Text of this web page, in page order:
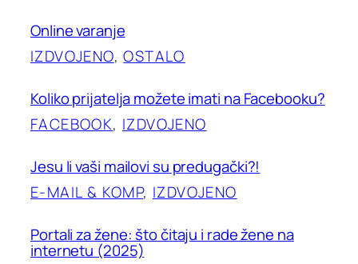
Online varanje
IZDVOJENO, OSTALO
Koliko prijatelja možete imati na Facebooku?
FACEBOOK, IZDVOJENO
Jesu li vaši mailovi su predugački?!
E-MAIL & KOMP, IZDVOJENO
Portali za žene: što čitaju i rade žene na
internetu (2025)